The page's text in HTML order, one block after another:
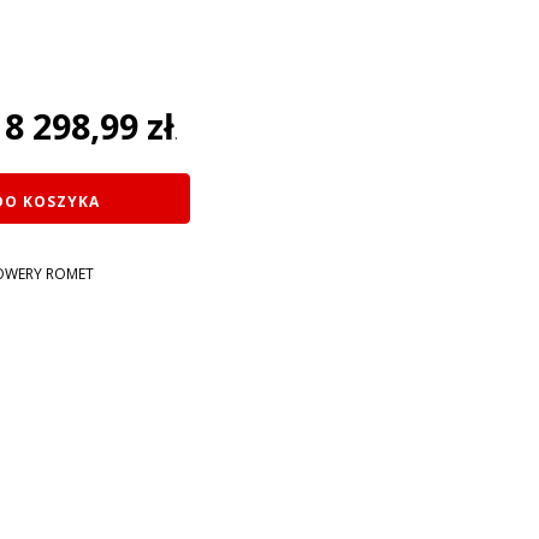
8 298,99 zł.
KOSZYKA
ROMET